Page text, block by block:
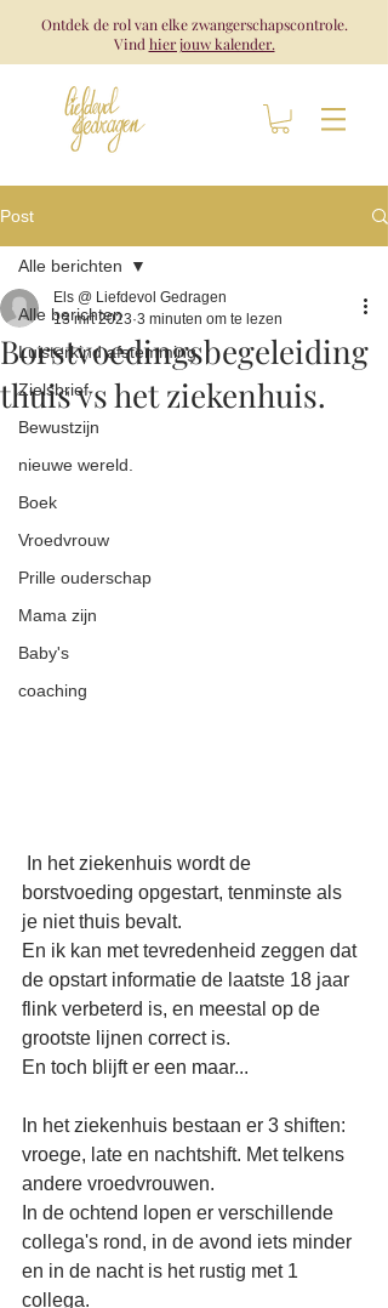
Ontdek de rol van elke zwangerschapscontrole.
Vind hier jouw kalender.
Post
Alle berichten
Luisterkind afstemming
Zielsbrief
Bewustzijn
nieuwe wereld.
Boek
Vroedvrouw
Prille ouderschap
Mama zijn
Baby's
coaching
Alle berichten
Borstvoedingsbegeleiding
thuis vs het ziekenhuis.
Els @ Liefdevol Gedragen
13 mrt 2023 3 minuten om te lezen
borstvoeding opgestart, tenminste als
je niet thuis bevalt.
En ik kan met tevredenheid zeggen dat
de opstart informatie de laatste 18 jaar
flink verbeterd is, en meestal op de
grootste lijnen correct is.
En toch blijft er een maar...
In het ziekenhuis bestaan er 3 shiften:
vroege, late en nachtshift. Met telkens
andere vroedvrouwen.
In de ochtend lopen er verschillende
collega's rond, in de avond iets minder
en in de nacht is het rustig met 1
collega.